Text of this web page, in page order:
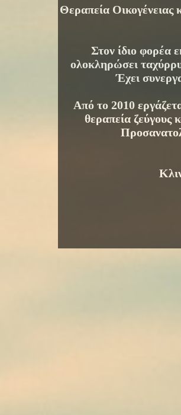
Θεραπεία
Στον ίδιο φορέα
ολοκληρώσει
Έχει
Από το 2010
θεραπεία ζεύγους